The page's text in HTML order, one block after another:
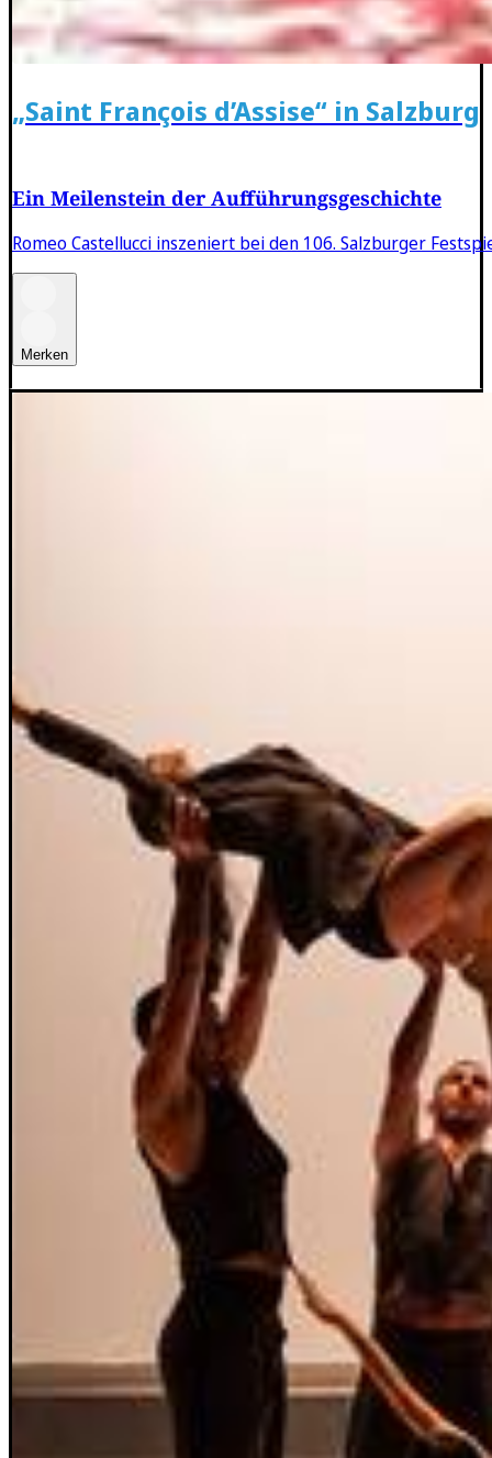
„Saint François d’Assise“ in Salzburg
Ein Meilenstein der Aufführungsgeschichte
Romeo Castellucci inszeniert bei den 106. Salzburger
Merken